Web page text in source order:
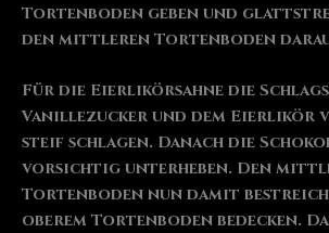
Tortenboden geben und
den mittleren Tortenboden
Für die Eierlikörsahne die
Vanillezucker und dem Eierlikör
steif schlagen. Danach die
vorsichtig unterheben. Den
Tortenboden nun damit
oberem Tortenboden bedecken.